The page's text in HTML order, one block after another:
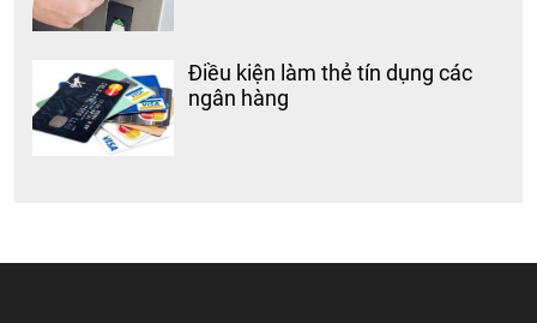
Điều kiện làm thẻ tín dụng các
ngân hàng